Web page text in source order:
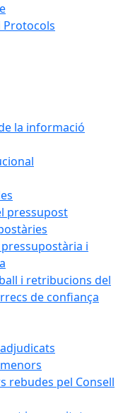
Protocols
la informació
pressupost
i
i retribucions del
de confiança
rebudes pel Consell